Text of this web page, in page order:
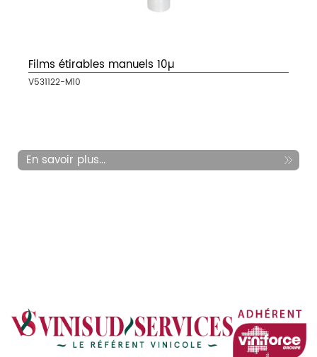
Films étirables manuels 10µ
V531122-M10
En savoir plus...